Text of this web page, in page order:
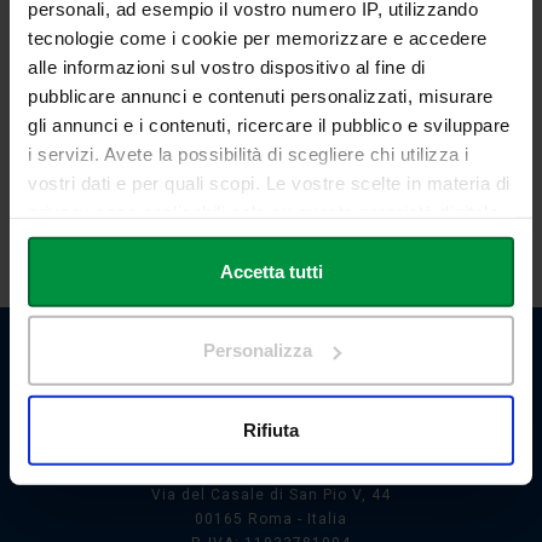
personali, ad esempio il vostro numero IP, utilizzando
tecnologie come i cookie per memorizzare e accedere
alle informazioni sul vostro dispositivo al fine di
pubblicare annunci e contenuti personalizzati, misurare
gli annunci e i contenuti, ricercare il pubblico e sviluppare
i servizi. Avete la possibilità di scegliere chi utilizza i
vostri dati e per quali scopi. Le vostre scelte in materia di
in cui avete effettuato le vostre scelte. È possibile
modificare o revocare il proprio consenso in qualsiasi
momento dalla Dichiarazione sui cookie o facendo clic
Con il tuo consenso, vorremmo anche:
raccogliere informazioni sulla tua posizione
Identificare il tuo dispositivo, scansionandolo
attivamente alla ricerca di caratteristiche specifiche
Accetta tutti
Personalizza
Rifiuta
Per informazioni e
prenotazioni:segreteria@excellenceacademy.it
Link Campus University
Via del Casale di San Pio V, 44
00165 Roma - Italia